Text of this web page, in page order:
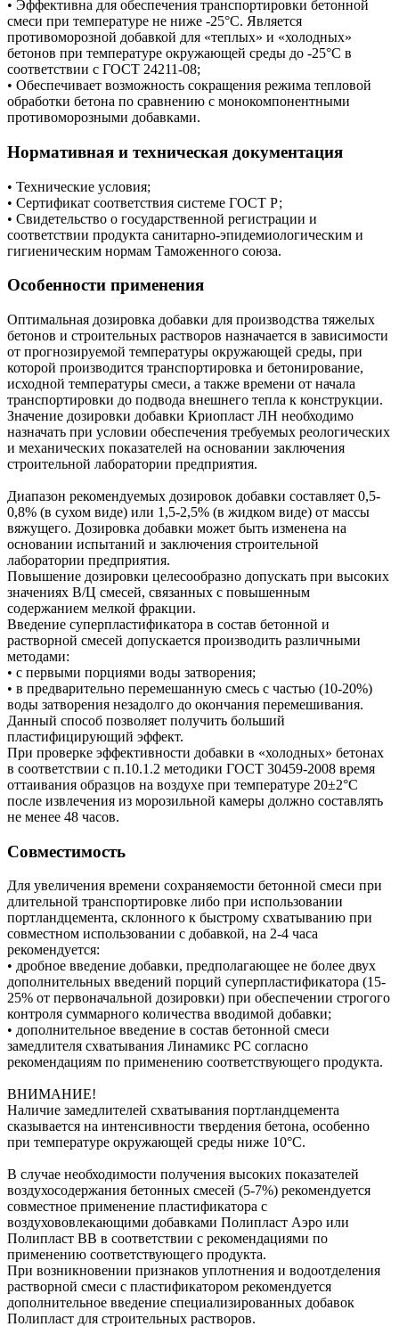
• Эффективна для обеспечения транспортировки бетонной
смеси при температуре не ниже -25°С. Является
противоморозной добавкой для «теплых» и «холодных»
бетонов при температуре окружающей среды до -25°С в
соответствии с ГОСТ 24211-08;
• Обеспечивает возможность сокращения режима тепловой
обработки бетона по сравнению с монокомпонентными
противоморозными добавками.
Нормативная и техническая документация
• Технические условия;
• Сертификат соответствия системе ГОСТ Р;
• Свидетельство о государственной регистрации и
соответствии продукта санитарно-эпидемиологическим и
гигиеническим нормам Таможенного союза.
Особенности применения
Оптимальная дозировка добавки для производства тяжелых
бетонов и строительных растворов назначается в зависимости
от прогнозируемой температуры окружающей среды, при
которой производится транспортировка и бетонирование,
исходной температуры смеси, а также времени от начала
транспортировки до подвода внешнего тепла к конструкции.
Значение дозировки добавки Криопласт ЛН необходимо
назначать при условии обеспечения требуемых реологических
и механических показателей на основании заключения
строительной лаборатории предприятия.
Диапазон рекомендуемых дозировок добавки составляет 0,5-
0,8% (в сухом виде) или 1,5-2,5% (в жидком виде) от массы
вяжущего. Дозировка добавки может быть изменена на
основании испытаний и заключения строительной
лаборатории предприятия.
Повышение дозировки целесообразно допускать при высоких
значениях В/Ц смесей, связанных с повышенным
содержанием мелкой фракции.
Введение суперпластификатора в состав бетонной и
растворной смесей допускается производить различными
методами:
• с первыми порциями воды затворения;
• в предварительно перемешанную смесь с частью (10-20%)
воды затворения незадолго до окончания перемешивания.
Данный способ позволяет получить больший
пластифицирующий эффект.
При проверке эффективности добавки в «холодных» бетонах
в соответствии с п.10.1.2 методики ГОСТ 30459-2008 время
оттаивания образцов на воздухе при температуре 20±2°С
после извлечения из морозильной камеры должно составлять
не менее 48 часов.
Совместимость
Для увеличения времени сохраняемости бетонной смеси при
длительной транспортировке либо при использовании
портландцемента, склонного к быстрому схватыванию при
совместном использовании с добавкой, на 2-4 часа
рекомендуется:
• дробное введение добавки, предполагающее не более двух
дополнительных введений порций суперпластификатора (15-
25% от первоначальной дозировки) при обеспечении строгого
контроля суммарного количества вводимой добавки;
• дополнительное введение в состав бетонной смеси
замедлителя схватывания Линамикс РС согласно
рекомендациям по применению соответствующего продукта.
ВНИМАНИЕ!
Наличие замедлителей схватывания портландцемента
сказывается на интенсивности твердения бетона, особенно
при температуре окружающей среды ниже 10°С.
В случае необходимости получения высоких показателей
воздухосодержания бетонных смесей (5-7%) рекомендуется
совместное применение пластификатора с
воздухововлекающими добавками Полипласт Аэро или
Полипласт ВВ в соответствии с рекомендациями по
применению соответствующего продукта.
При возникновении признаков уплотнения и водоотделения
растворной смеси с пластификатором рекомендуется
дополнительное введение специализированных добавок
Полипласт для строительных растворов.